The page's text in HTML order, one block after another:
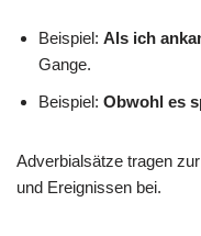
Beispiel: Als ich
Gange.
Beispiel: Obwohl es
Adverbialsätze tragen
und Ereignissen bei.